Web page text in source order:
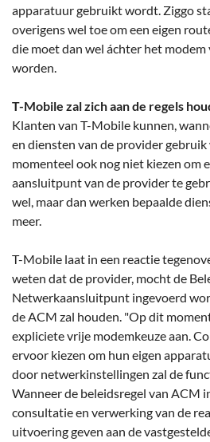
apparatuur gebruikt wordt. Ziggo
overigens wel toe om een eigen
die moet dan wel áchter het
worden.
T-Mobile zal zich aan de regels
Klanten van T-Mobile kunnen,
en diensten van de provider
momenteel ook nog niet kiezen om
aansluitpunt van de provider te
wel, maar dan werken bepaalde
meer.
T-Mobile laat in een reactie
weten dat de provider, mocht de
Netwerkaansluitpunt ingevoerd
de ACM zal houden. "Op dit
expliciete vrije modemkeuze aan.
ervoor kiezen om hun eigen
door netwerkinstellingen zal de
Wanneer de beleidsregel van ACM
consultatie en verwerking van de
uitvoering geven aan de